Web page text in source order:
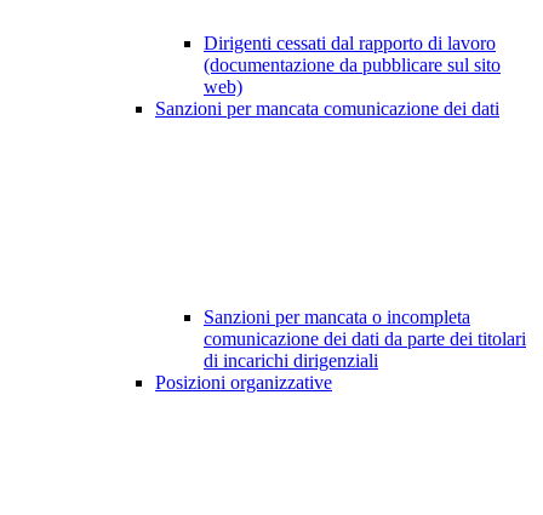
Dirigenti cessati dal rapporto di lavoro
(documentazione da pubblicare sul sito
web)
Sanzioni per mancata comunicazione dei dati
Sanzioni per mancata o incompleta
comunicazione dei dati da parte dei titolari
di incarichi dirigenziali
Posizioni organizzative